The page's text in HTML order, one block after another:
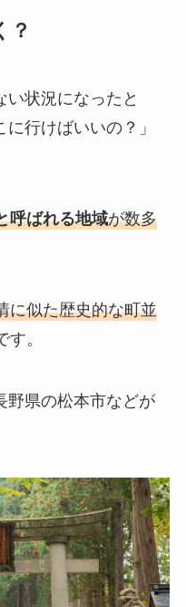
？
状況になったと
行けばいいの？」
呼ばれる地域が数多
に似た歴史的な町並
す。
野県の松本市などが